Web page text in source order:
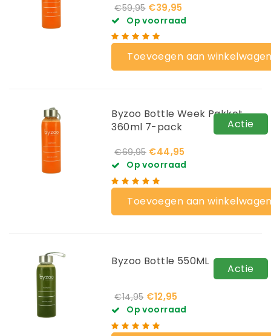
€59,95 €39,95
Op voorraad
Toevoegen aan
Actie
Byzoo Bottle Week Pakket
360ml 7-pack
€69,95 €44,95
Op voorraad
Toevoegen aan
Actie
Byzoo Bottle 550ML
€14,95 €12,95
Op voorraad